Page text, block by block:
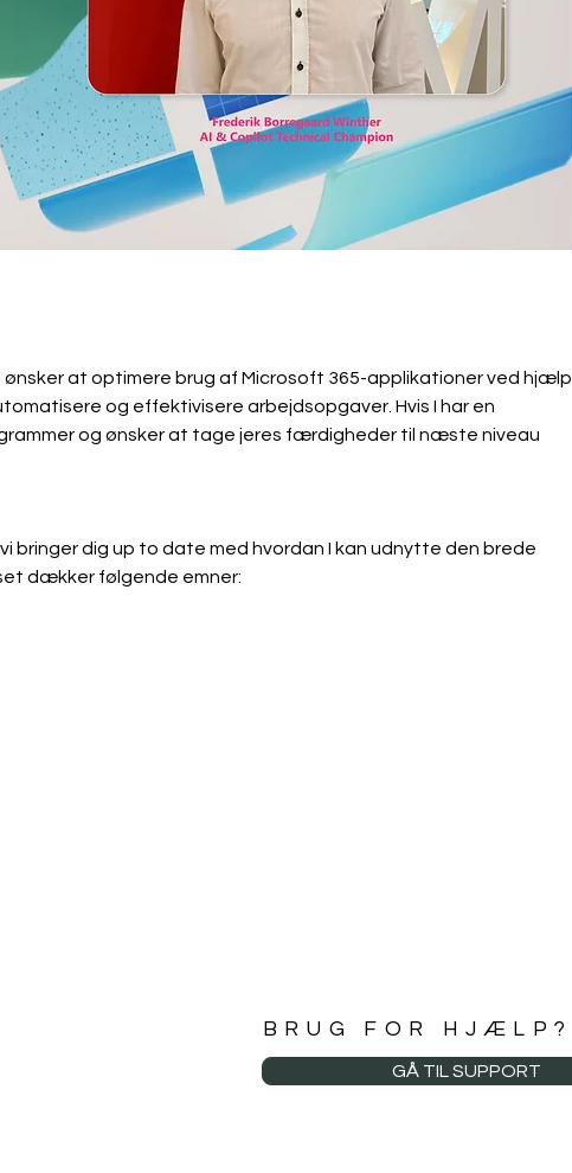
at optimere brug af Microsoft 365-applikationer ved hjælp
og effektivisere arbejdsopgaver. Hvis I har en
og ønsker at tage jeres færdigheder til næste niveau
bringer dig up to date med hvordan I kan udnytte den brede
dækker følgende emner:
BRUG FOR HJÆLP?
GÅ TIL SUPPORT